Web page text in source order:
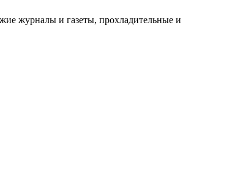
журналы и газеты, прохладительные и